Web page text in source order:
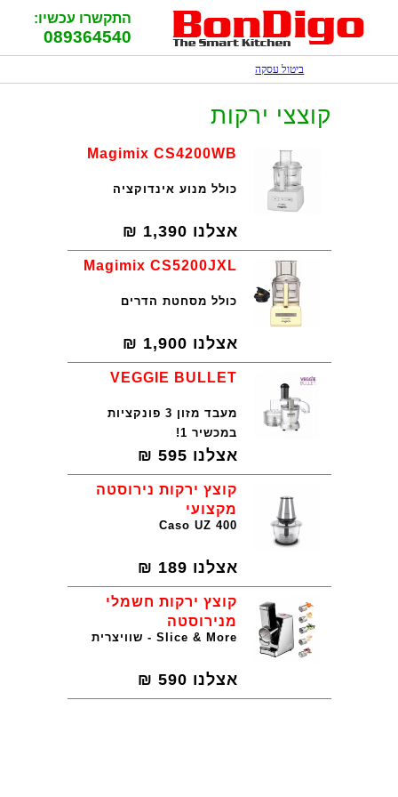
התקשרו עכשיו:
089364540
ביטול עסקה
קוצצי ירקות
Magimix CS4200WB
כולל מנוע אינדוקציה
אצלנו 1,390
₪
Magimix CS5200JXL
כולל מסחטת הדרים
אצלנו 1,900
₪
VEGGIE BULLET
מעבד מזון 3 פונקציות
במכשיר 1!
אצלנו 595
₪
קוצץ ירקות נירוסטה
מקצועי
Caso UZ 400
אצלנו 189
₪
קוצץ ירקות חשמלי
מנירוסטה
Slice & More - שוויצרית
אצלנו 590
₪